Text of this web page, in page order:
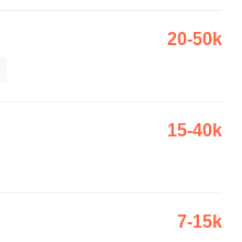
20-50k
15-40k
7-15k